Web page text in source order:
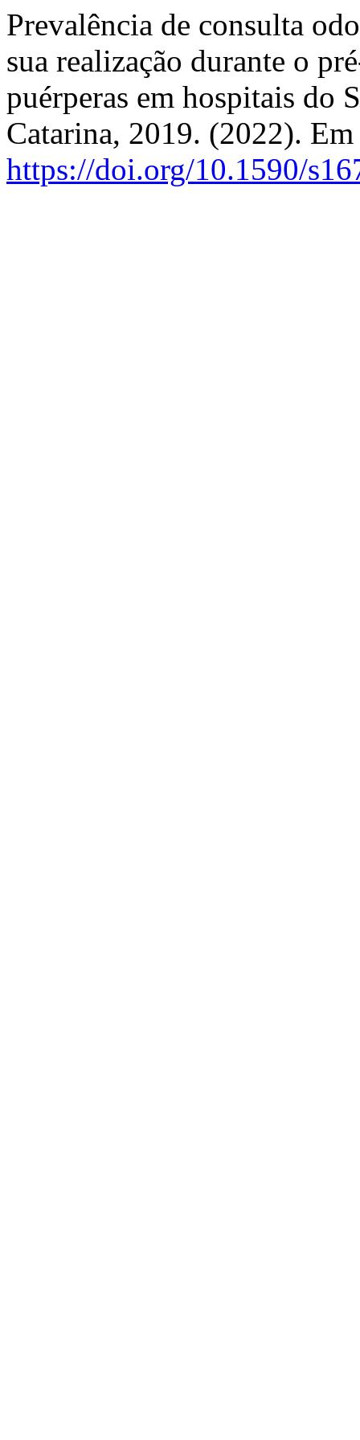
Prevalência de consulta
sua realização durante o
puérperas em hospitais do
Catarina, 2019. (2022).
https://doi.org/10.1590/